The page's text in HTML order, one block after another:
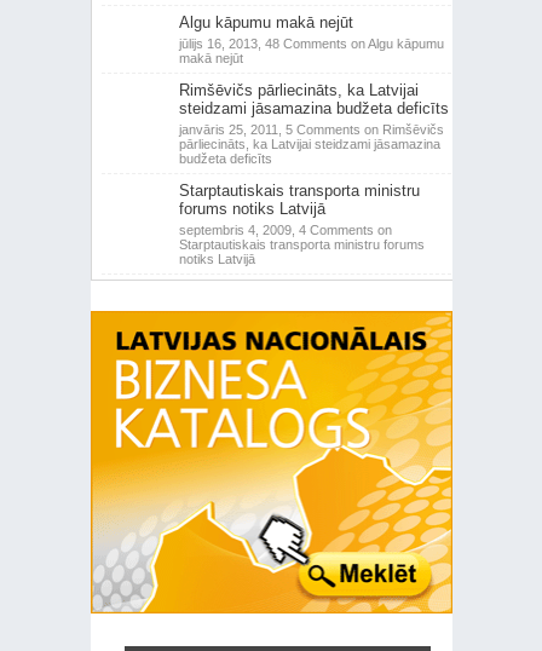
Algu kāpumu makā nejūt
jūlijs 16, 2013, 48 Comments on Algu kāpumu
makā nejūt
Rimšēvičs pārliecināts, ka Latvijai
steidzami jāsamazina budžeta deficīts
janvāris 25, 2011, 5 Comments on Rimšēvičs
pārliecināts, ka Latvijai steidzami jāsamazina
budžeta deficīts
Starptautiskais transporta ministru
forums notiks Latvijā
septembris 4, 2009, 4 Comments on
Starptautiskais transporta ministru forums
notiks Latvijā